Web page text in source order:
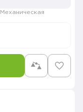
Механическая